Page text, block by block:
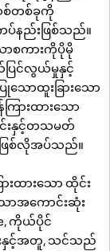
စ်တစ်ခုကို
ပ်နည်းဖြစ်သည်။
စကားကိုပိုမို
ပြင်လွယ်မှုနှင့်
ောထူးခြားသော
ားထားသော
င်းနှင့်တသမတ်
စ်လိုအပ်သည်။
ထားသော ထိုင်း
ောအကောင်းဆုံး
ကိုယ်ပိုင်
ျားနှင့်အတူ, သင်သည်